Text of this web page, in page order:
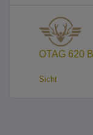
OTAG 620
Sicht